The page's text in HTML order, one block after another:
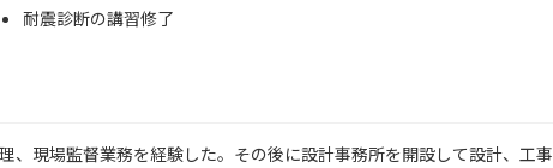
耐震診断の講習修了
、現場監督業務を経験した。その後に設計事務所を開設して設計、工事